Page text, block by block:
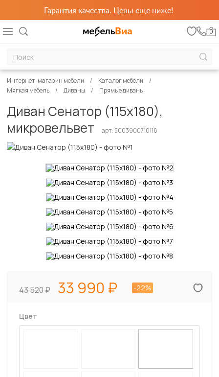
Гарантия качества. Цены еще ниже!
0
Интернет-магазин мебели
Каталог мебели
Мягкая мебель
Диваны Прямые диваны
Диван Сенатор (115х180),
микровельвет
арт. 5003900710118
43 520 33 990 -22%
Цвет